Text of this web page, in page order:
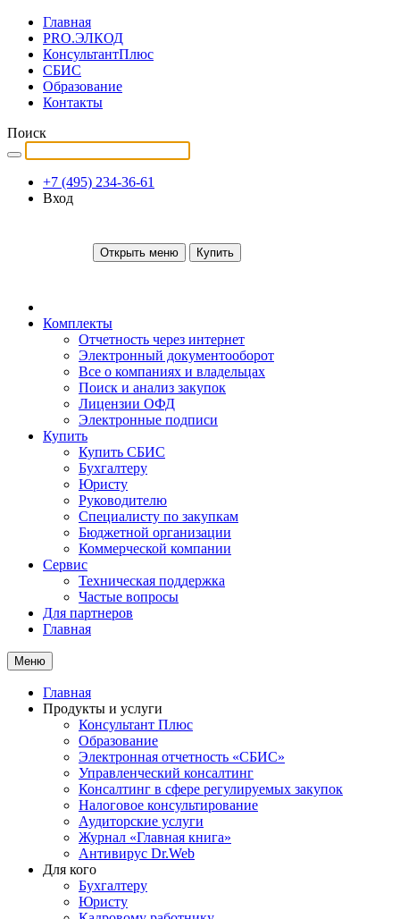
Главная
PRO.ЭЛКОД
КонсультантПлюс
СБИС
Образование
Контакты
Поиск
+7 (495) 234-36-61
Вход
Открыть меню Купить
Комплекты
Отчетность через интернет
Электронный документооборот
Все о компаниях и владельцах
Поиск и анализ закупок
Лицензии ОФД
Электронные подписи
Купить
Купить СБИС
Бухгалтеру
Юристу
Руководителю
Специалисту по закупкам
Бюджетной организации
Коммерческой компании
Сервис
Техническая поддержка
Частые вопросы
Для партнеров
Главная
Меню
Главная
Продукты и услуги
Консультант Плюс
Образование
Электронная отчетность «СБИС»
Управленческий консалтинг
Консалтинг в сфере регулируемых закупок
Налоговое консультирование
Аудиторские услуги
Журнал «Главная книга»
Антивирус Dr.Web
Для кого
Бухгалтеру
Юристу